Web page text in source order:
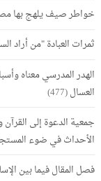
خواطر صيف يلهج بها
ثمرات العبادة "من أراد
الهدر المدرسي معناه
العسال(477)
جمعية الدعوة إلى
الأحداث في ضوء
فصل المقال فيما بين